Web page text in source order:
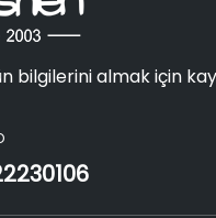
bilgilerini almak için